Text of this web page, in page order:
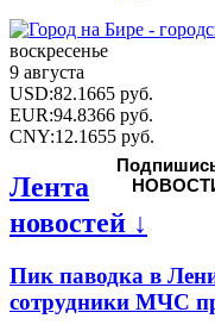
воскресенье
9 августа
USD:82.1665 руб.
EUR:94.8366 руб.
CNY:12.1655 руб.
Лента
новостей ↓
Пик паводка в
сотрудники МЧС